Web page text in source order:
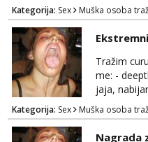
sve…pasiv/
dobro
uz
tamo i
Ozenjen,
rjesavam
Kategorija: Sex Muška osoba
Tražim
me: -
jaja,
gaping,
možeš
Kategorija: Sex Muška osoba
Nagrada